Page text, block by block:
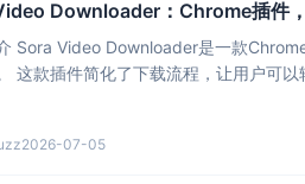
Downloader：Chrome插件
Sora Video Downloader是一款
2026-07-05